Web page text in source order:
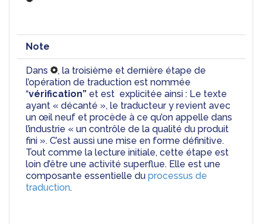
Note
Dans , la troisième et dernière étape de
l’opération de traduction est nommée
“vérification” et est  explicitée ainsi : Le texte
ayant « décanté », le traducteur y revient avec
un œil neuf et procède à ce qu’on appelle dans
l’industrie « un contrôle de la qualité du produit
fini ». C’est aussi une mise en forme définitive.
Tout comme la lecture initiale, cette étape est
loin d’être une activité superflue. Elle est une
composante essentielle du processus de
traduction.